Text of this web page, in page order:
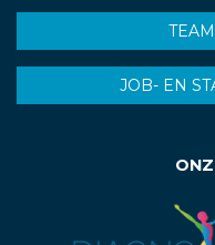
JOB- EN